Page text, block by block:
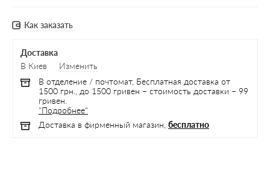
Как заказать
Доставка
В Киев
Изменить
В отделение / почтомат, Бесплатная доставка от
1500 грн., до 1500 гривен – стоимость доставки – 99
гривен.
"Подробнее"
Доставка в фирменный магазин, бесплатно